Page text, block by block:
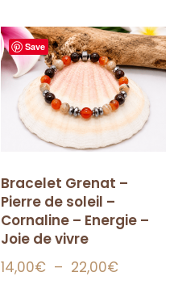
Save
Bracelet Grenat –
Pierre de soleil –
Cornaline – Energie –
Joie de vivre
14,00€ – 22,00€